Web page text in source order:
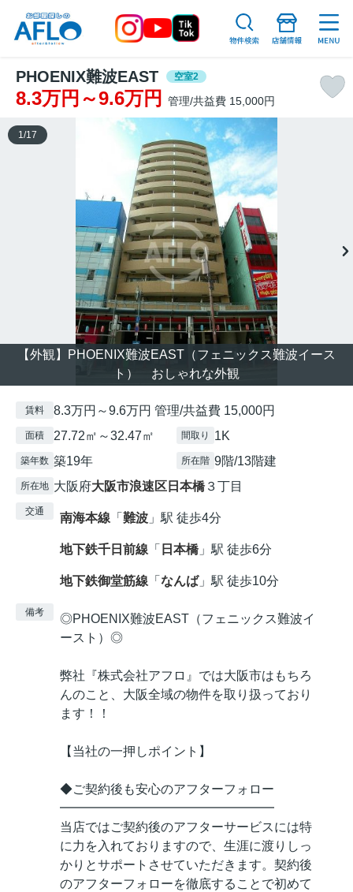
PHOENIX難波EAST 空室2
8.3万円～9.6万円 管理/共益費 15,000円
【外観】PHOENIX難波EAST（フェニックス難波イース
ト） おしゃれな外観
1 /17
賃料 8.3万円～9.6万円 管理/共益費 15,000円
面積 27.72㎡～32.47㎡ 間取り 1K
築年数 築19年 所在階 9階/13階建
所在地 大阪府大阪市浪速区 日本橋３丁目
交通 南海本線 「 難波 」駅 徒歩4分
地下鉄千日前線 「 日本橋」駅 徒歩6分
地下鉄御堂筋線 「 なんば」駅 徒歩10分
備考
◎PHOENIX難波EAST（フェニックス難波イ
ースト）◎
弊社『株式会社アフロ』では大阪市はもちろ
んのこと、大阪全域の物件を取り扱っており
ます！！
【当社の一押しポイント】
◆ご契約後も安心のアフターフォロー
━━━━━━━━━━━━━━━━━
当店ではご契約後のアフターサービスには特
に力を入れておりますので、生涯に渡りしっ
かりとサポートさせていただきます。契約後
のアフターフォローを徹底することで初めて